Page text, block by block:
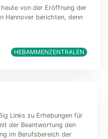
von der Eröffnung der
Hannover berichten, denn
HEBAMMENZENTRALEN
Links zu Erhebungen für
der Beantwortung den
im Berufsbereich der